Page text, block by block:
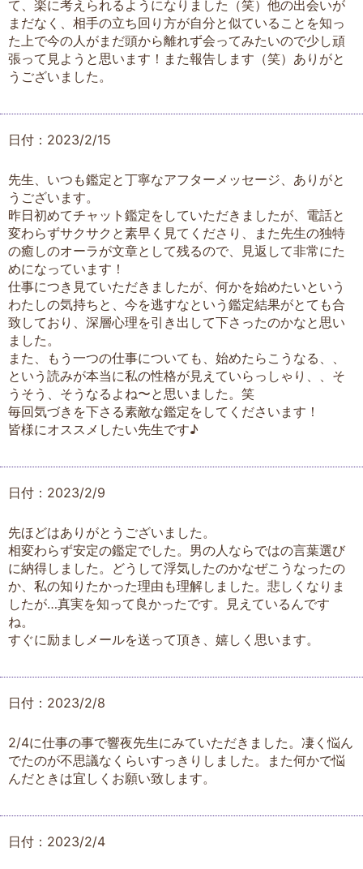
て、楽に考えられるようになりました（笑）他の出会いが
まだなく、相手の立ち回り方が自分と似ていることを知っ
た上で今の人がまだ頭から離れず会ってみたいので少し頑
張って見ようと思います！また報告します（笑）ありがと
うございました。
日付：2023/2/15
先生、いつも鑑定と丁寧なアフターメッセージ、ありがと
うございます。
昨日初めてチャット鑑定をしていただきましたが、電話と
変わらずサクサクと素早く見てくださり、また先生の独特
の癒しのオーラが文章として残るので、見返して非常にた
めになっています！
仕事につき見ていただきましたが、何かを始めたいという
わたしの気持ちと、今を逃すなという鑑定結果がとても合
致しており、深層心理を引き出して下さったのかなと思い
ました。
また、もう一つの仕事についても、始めたらこうなる、、
という読みが本当に私の性格が見えていらっしゃり、、そ
うそう、そうなるよね〜と思いました。笑
毎回気づきを下さる素敵な鑑定をしてくださいます！
皆様にオススメしたい先生です♪
日付：2023/2/9
先ほどはありがとうございました。
相変わらず安定の鑑定でした。男の人ならではの言葉選び
に納得しました。どうして浮気したのかなぜこうなったの
か、私の知りたかった理由も理解しました。悲しくなりま
したが…真実を知って良かったです。見えているんです
ね。
すぐに励ましメールを送って頂き、嬉しく思います。
日付：2023/2/8
2/4に仕事の事で響夜先生にみていただきました。凄く悩ん
でたのが不思議なくらいすっきりしました。また何かで悩
んだときは宜しくお願い致します。
日付：2023/2/4